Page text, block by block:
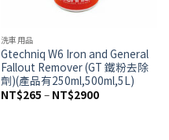
洗車用品
Gtechniq W6 Iron and General
Fallout Remover (GT 鐵粉去除
劑)(產品有250ml,500ml,5L)
NT$265 – NT$2900價
格